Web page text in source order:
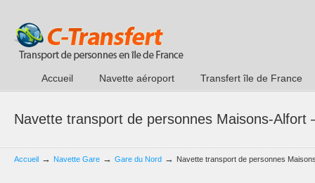
Accueil Navette aéroport Transfert île de France
Navette transport de personnes Maisons-Alfort
Accueil → Navette Gare → Gare du Nord → Navette transport de personnes